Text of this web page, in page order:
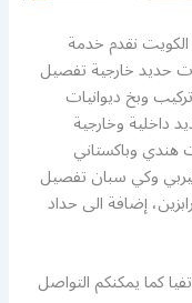
نقدم خدمة
حديد خارجية تفصيل
وبخ ديوانيات
داخلية وخارجية
هندي وباكستاني
وكي سبان تفصيل
إضافة الى حداد
كما يمكنكم التواصل